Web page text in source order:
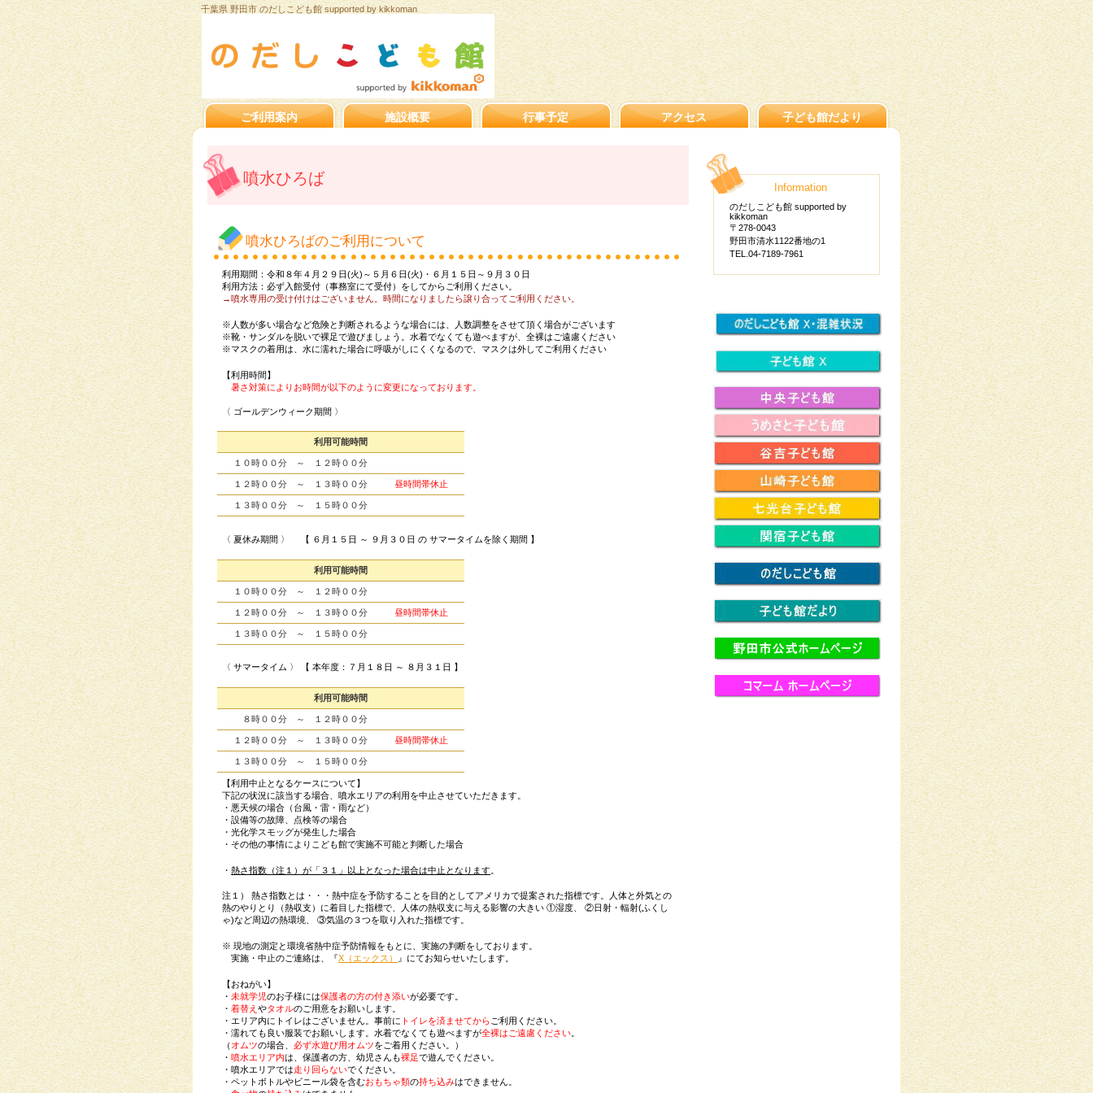
千葉県 野田市 のだしこども館 supported by kikkoman
噴水ひろば
噴水ひろばのご利用について
利用期間：令和８年４月２９日(火)～５月６日(火)・６月１５日～９月３０日
利用方法：必ず入館受付（事務室にて受付）をしてからご利用ください。
→噴水専用の受け付けはございません。時間になりましたら譲り合ってご利用ください。
※人数が多い場合など危険と判断されるような場合には、人数調整をさせて頂く場合がございます
※靴・サンダルを脱いで裸足で遊びましょう。水着でなくても遊べますが、全裸はご遠慮ください
※マスクの着用は、水に濡れた場合に呼吸がしにくくなるので、マスクは外してご利用ください
【利用時間】
暑さ対策によりお時間が以下のように変更になっております。
〈 ゴールデンウィーク期間 〉
利用可能時間
１０時００分 ～ １２時００分
１２時００分 ～ １３時００分 昼時間帯休止
１３時００分 ～ １５時００分
〈 夏休み期間 〉 【 ６月１５日 ～ ９月３０日 の サマータイムを除く期間 】
利用可能時間
１０時００分 ～ １２時００分
１２時００分 ～ １３時００分 昼時間帯休止
１３時００分 ～ １５時００分
〈 サマータイム 〉 【 本年度：７月１８日 ～ ８月３１日 】
利用可能時間
８時００分 ～ １２時００分
１２時００分 ～ １３時００分 昼時間帯休止
１３時００分 ～ １５時００分
【利用中止となるケースについて】
下記の状況に該当する場合、噴水エリアの利用を中止させていただきます。
・悪天候の場合（台風・雷・雨など）
・設備等の故障、点検等の場合
・光化学スモッグが発生した場合
・その他の事情によりこども館で実施不可能と判断した場合
・熱さ指数（注１）が「３１」以上となった場合は中止となります。
注１） 熱さ指数とは・・・熱中症を予防することを目的としてアメリカで提案された指標です。人体と外気との
熱のやりとり（熱収支）に着目した指標で、人体の熱収支に与える影響の大きい ①湿度、 ②日射・輻射(ふくし
ゃ)など周辺の熱環境、 ③気温の３つを取り入れた指標です。
※ 現地の測定と環境省熱中症予防情報をもとに、実施の判断をしております。
実施・中止のご連絡は、『X（エックス） 』にてお知らせいたします。
【おねがい】
・未就学児のお子様には保護者の方の付き添いが必要です。
・着替えやタオルのご用意をお願いします。
・エリア内にトイレはございません。事前に トイレを済ませてから ご利用ください。
・濡れても良い服装でお願いします。水着でなくても遊べますが全裸はご遠慮ください。
（オムツの場合、 必ず水遊び用オムツをご着用ください。）
・噴水エリア内は、保護者の方、幼児さんも裸足で遊んでください。
・噴水エリアでは走り回らないでください。
・ペットボトルやビニール袋を含むおもちゃ類の持ち込みはできません。
ご利用案内 施設概要 行事予定 アクセス 子ども館だより
Information
のだしこども館 supported by
kikkoman
〒278-0043
野田市清水1122番地の1
TEL.04-7189-7961